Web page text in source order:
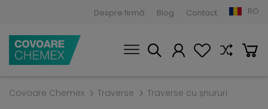
Despre firmă Blog Contact RO
Covoare Chemex Traverse Traverse cu șnururi